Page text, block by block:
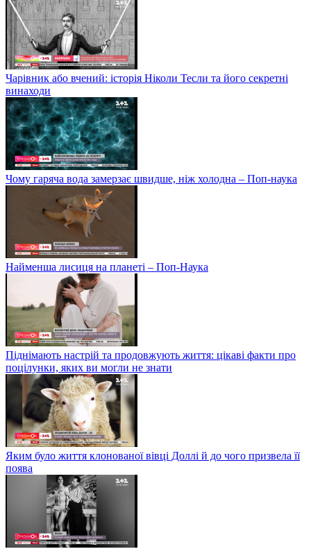
Чарівник або вчений: історія Ніколи Тесли та його секретні
винаходи
Чому гаряча вода замерзає швидше, ніж холодна – Поп-наука
Найменша лисиця на планеті – Поп-Наука
Піднімають настрій та продовжують життя: цікаві факти про
поцілунки, яких ви могли не знати
Яким було життя клонованої вівці Доллі й до чого призвела її
поява